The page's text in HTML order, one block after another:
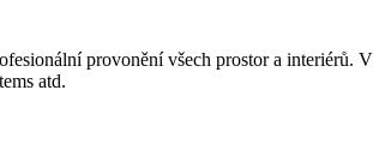
provonění všech prostor a interiérů.
atd.